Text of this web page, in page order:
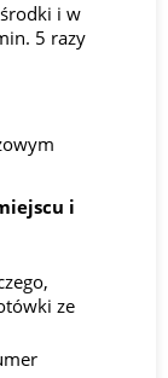
i w
5 razy
i
ze